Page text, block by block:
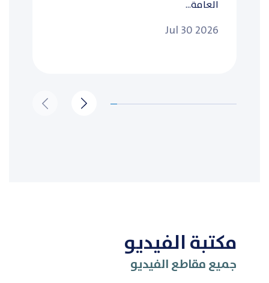
العامة...
Jul 30 2026
مكتبة الفيديو
جميع مقاطع الفيديو